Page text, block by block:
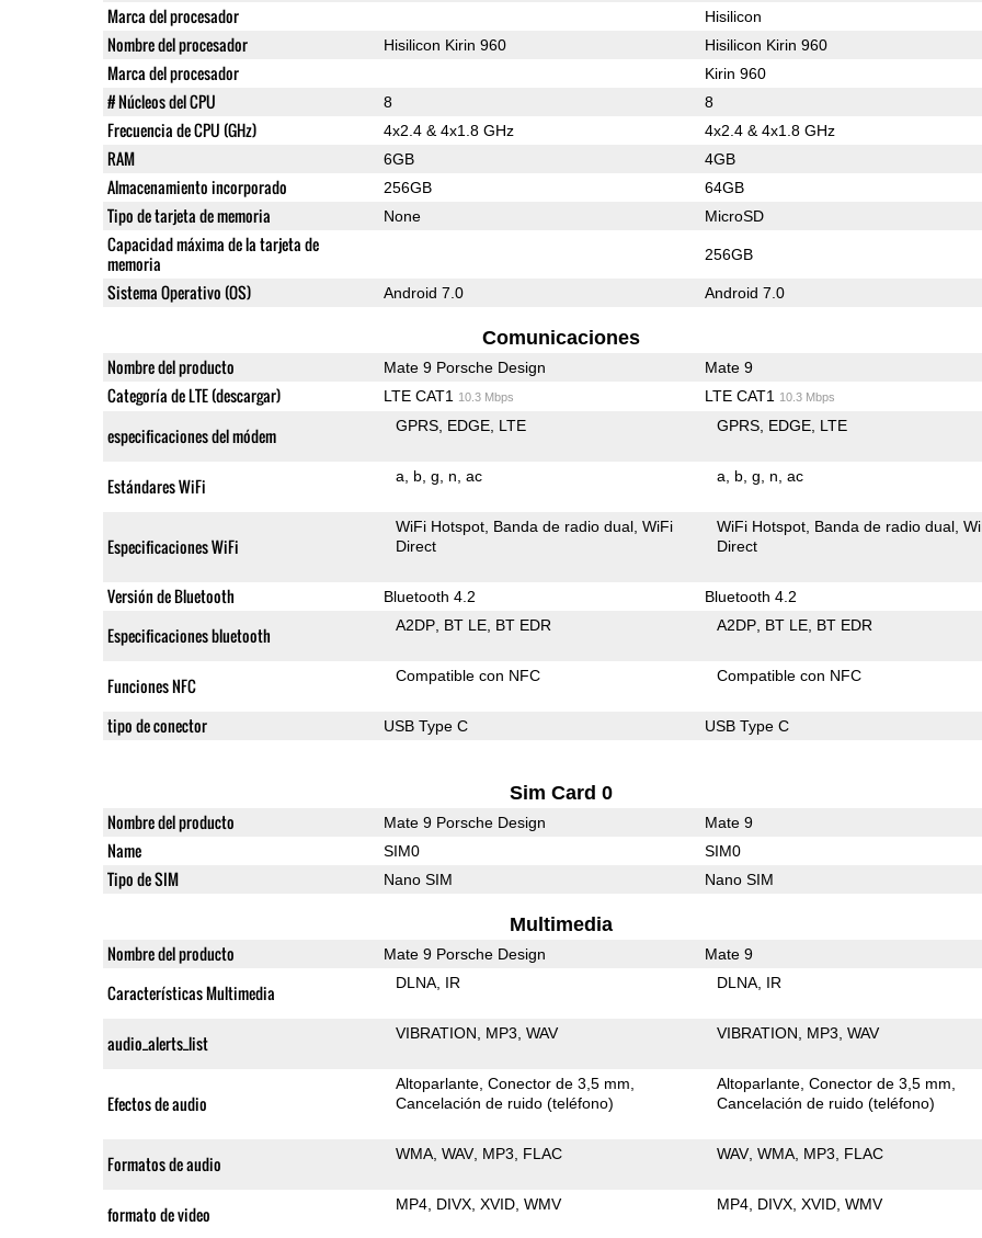
Marca del procesador Hisilicon
Nombre del procesador Hisilicon Kirin 960 Hisilicon Kirin 960
Marca del procesador Kirin 960
# Núcleos del CPU 8 8
Frecuencia de CPU (GHz) 4x2.4 & 4x1.8 GHz 4x2.4 & 4x1.8 GHz
RAM 6GB 4GB
Almacenamiento incorporado 256GB 64GB
Tipo de tarjeta de memoria None MicroSD
Capacidad máxima de la tarjeta de
memoria
256GB
Sistema Operativo (OS) Android 7.0 Android 7.0
Comunicaciones
Nombre del producto Mate 9 Porsche Design Mate 9
Categoría de LTE (descargar) LTE CAT1 10.3 Mbps LTE CAT1 10.3 Mbps
especificaciones del módem GPRS EDGE LTE GPRS EDGE LTE
Estándares WiFi a b g n ac a b g n ac
Especificaciones WiFi
WiFi Hotspot Banda de radio dual WiFi
Direct
WiFi Hotspot Banda de radio dual
Direct
Versión de Bluetooth Bluetooth 4.2 Bluetooth 4.2
Especificaciones bluetooth A2DP BT LE BT EDR A2DP BT LE BT EDR
Funciones NFC Compatible con NFC Compatible con NFC
tipo de conector USB Type C USB Type C
Sim Card 0
Nombre del producto Mate 9 Porsche Design Mate 9
Name SIM0 SIM0
Tipo de SIM Nano SIM Nano SIM
Multimedia
Nombre del producto Mate 9 Porsche Design Mate 9
Características Multimedia DLNA IR DLNA IR
audio_alerts_list VIBRATION MP3 WAV VIBRATION MP3 WAV
Efectos de audio
Altoparlante Conector de 3,5 mm
Cancelación de ruido (teléfono)
Altoparlante Conector de 3,5 mm
Cancelación de ruido (teléfono)
Formatos de audio WMA WAV MP3 FLAC WAV WMA MP3 FLAC
formato de video MP4 DIVX XVID WMV MP4 DIVX XVID WMV